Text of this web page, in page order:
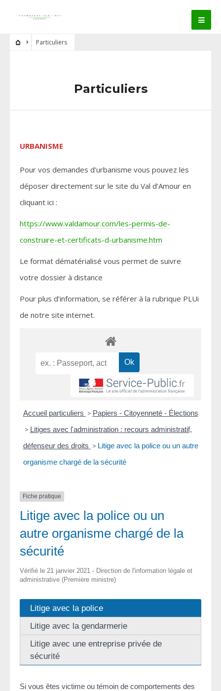
Particuliers
Particuliers
URBANISME
Pour vos demandes d’urbanisme vous pouvez les
déposer directement sur le site du Val d’Amour en
cliquant ici :
https://www.valdamour.com/les-permis-de-
construire-et-certificats-d-urbanisme.htm
Le format dématérialisé vous permet de suivre
votre dossier à distance
Pour plus d’information, se référer à la rubrique PLUi
de notre site internet.
Accueil particuliers > Papiers - Citoyenneté - Élections
> Litiges avec l'administration : recours administratif,
défenseur des droits > Litige avec la police ou un autre
organisme chargé de la sécurité
Fiche pratique
Litige avec la police ou un
autre organisme chargé de la
sécurité
Vérifié le 21 janvier 2021 - Direction de l'information légale et
administrative (Première ministre)
Litige avec la police
Litige avec la gendarmerie
Litige avec une entreprise privée de
sécurité
Si vous êtes victime ou témoin de comportements des